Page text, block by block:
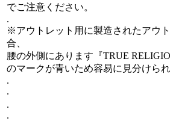
でご注意ください。
.
※アウトレット用に製造されたアウ
合、
腰の外側にあります『TRUE
のマークが青いため容易に見分けら
.
.
.
.